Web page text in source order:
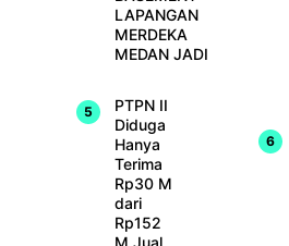
LAPANGAN
MERDEKA
MEDAN JADI
PTPN II
Diduga
Hanya
Terima
Rp30 M
dari
Rp152
M Jual